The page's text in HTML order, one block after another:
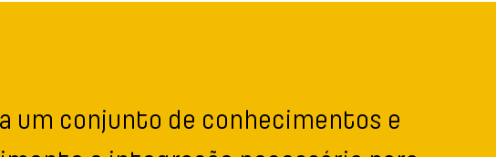
um conjunto de conhecimentos e